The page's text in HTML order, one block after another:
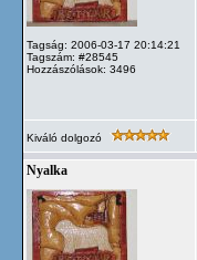
Tagság: 2006-03-17 20:14:21
Tagszám: #28545
Hozzászólások: 3496
Kiváló dolgozó
Nyalka